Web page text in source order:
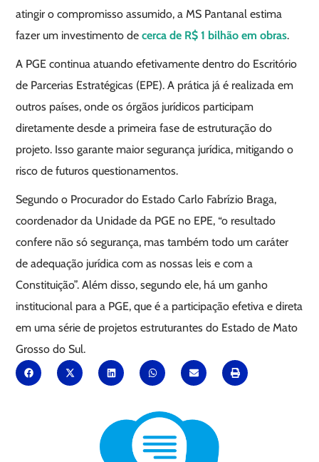
atingir o compromisso assumido, a MS Pantanal estima
fazer um investimento decerca de R$ 1 bilhão em obras.
A PGE continua atuando efetivamente dentro do Escritório
de Parcerias Estratégicas (EPE). A prática já é realizada em
outros países, onde os órgãos jurídicos participam
diretamente desde a primeira fase de estruturação do
projeto. Isso garante maior segurança jurídica, mitigando o
risco de futuros questionamentos.
Segundo o Procurador do Estado Carlo Fabrízio Braga,
coordenador da Unidade da PGE no EPE, “o resultado
confere não só segurança, mas também todo um caráter
de adequação jurídica com as nossas leis e com a
Constituição”. Além disso, segundo ele, há um ganho
institucional para a PGE, que é a participação efetiva e direta
em uma série de projetos estruturantes do Estado de Mato
Grosso do Sul.